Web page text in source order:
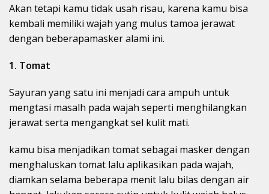
Akan tetapi kamu tidak usah risau, karena kamu bisa
kembali memiliki wajah yang mulus tamoa jerawat
dengan beberapamasker alami ini.
1. Tomat
Sayuran yang satu ini menjadi cara ampuh untuk
mengtasi masalh pada wajah seperti menghilangkan
jerawat serta mengangkat sel kulit mati.
kamu bisa menjadikan tomat sebagai masker dengan
menghaluskan tomat lalu aplikasikan pada wajah,
diamkan selama beberapa menit lalu bilas dengan air